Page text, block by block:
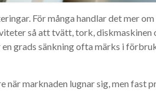
För många handlar det mer
så att tvätt, tork, diskmaskinen
grads sänkning ofta märks i
marknaden lugnar sig, men fast